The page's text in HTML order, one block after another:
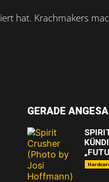
hat. Krachmakers
GERADE